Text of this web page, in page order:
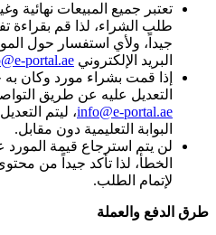
تعتبر جميع المبيعات نهائية
طلب الشراء، لذا قم بقراءة
جيداً، ولأي استفسار حول
البريد الإلكتروني portal.ae
إذا قمت بشراء مورد وكان
التعديل عليه عن طريق
info@e-portal.ae، ليتم
البوابة التعليمية دون مقابل.
لن يتم استرجاع قيمة
الخطأ، لذا تأكد جيداً من
لإتمام الطلب.
طرق الدفع والعملة